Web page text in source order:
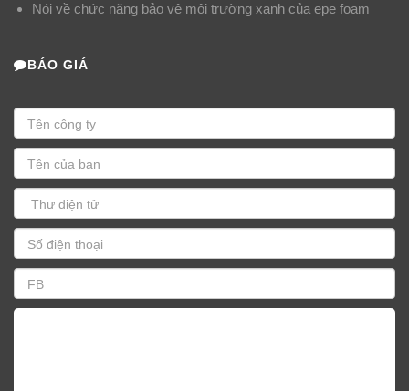
Nói về chức năng bảo vệ môi trường xanh của epe foam
BÁO GIÁ